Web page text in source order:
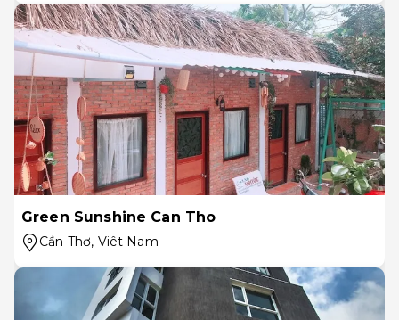
Green Sunshine Can Tho
Cần Thơ, Viêt Nam